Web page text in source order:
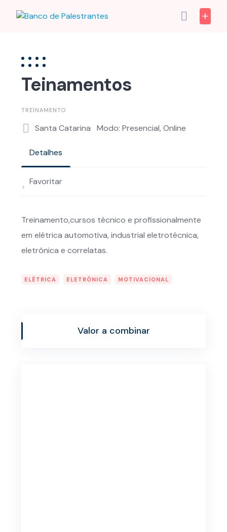
Teinamentos
TREINAMENTO
Santa Catarina Modo: Presencial, Online
Detalhes
Favoritar
Treinamento,cursos técnico e profissionalmente
em elétrica automotiva, industrial eletrotécnica,
eletrônica e correlatas.
ELÉTRICA ELETRÔNICA MOTIVACIONAL
Valor a combinar